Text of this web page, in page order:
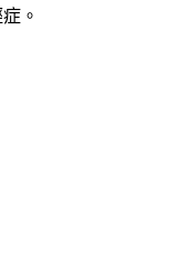
實讓COVID19流感